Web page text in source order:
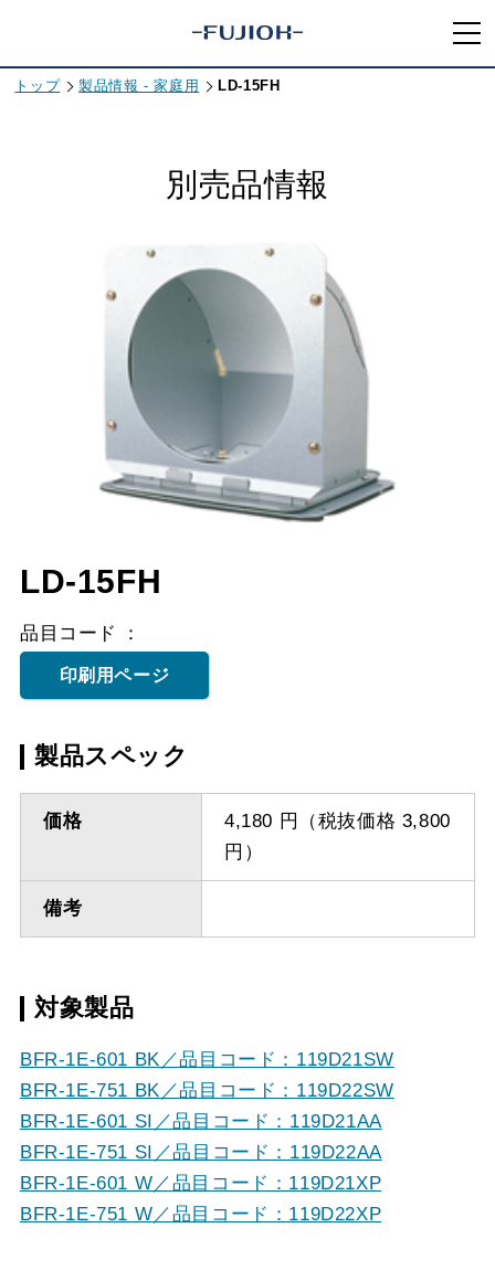
トップ 製品情報 - 家庭用 LD-15FH
別売品情報
LD-15FH
品目コード
印刷用ページ
製品スペック
価格
4,180 円（税抜価格 3,800
円）
備考
対象製品
BFR-1E-601 BK／品目コード：119D21SW
BFR-1E-751 BK／品目コード：119D22SW
BFR-1E-601 SI／品目コード：119D21AA
BFR-1E-751 SI／品目コード：119D22AA
BFR-1E-601 W／品目コード：119D21XP
BFR-1E-751 W／品目コード：119D22XP